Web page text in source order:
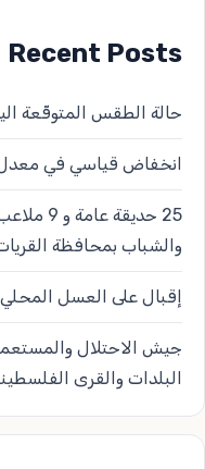
Recent Posts
حالة الطقس المتوقّعة
انخفاض قياسي في معدل
25
والشباب بمحافظة
إقبال على العسل
جيش الاحتلال
البلدات والقرى